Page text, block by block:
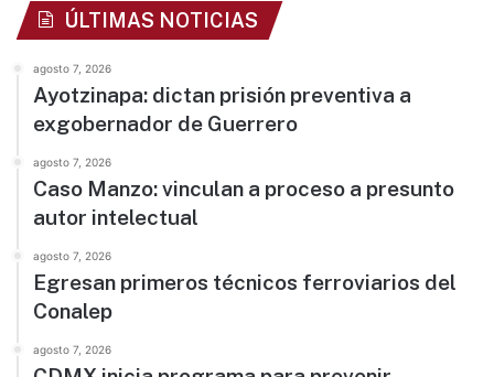
ÚLTIMAS NOTICIAS
agosto 7, 2026
Ayotzinapa: dictan prisión preventiva a
exgobernador de Guerrero
agosto 7, 2026
Caso Manzo: vinculan a proceso a presunto
autor intelectual
agosto 7, 2026
Egresan primeros técnicos ferroviarios del
Conalep
agosto 7, 2026